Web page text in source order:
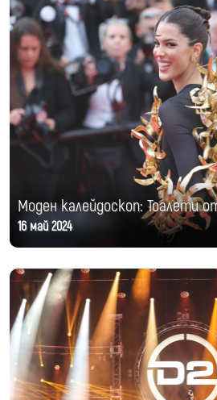
Моден калейдоскоп: Тоалети
16 май 2024